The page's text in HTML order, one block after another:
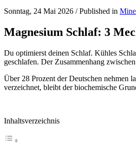
Sonntag, 24 Mai 2026 /Published in
Magnesium Schlaf: 3
Du optimierst deinen Schlaf. Kühles
geschlafen. Der Zusammenhang zwischen
Über 28 Prozent der Deutschen nehmen
verzeichnet, bleibt der biochemische
Inhaltsverzeichnis